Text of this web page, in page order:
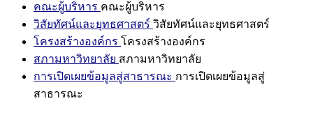
คณะผู้บริหาร คณะผู้บริหาร
วิสัยทัศน์และยุทธศาสตร์ วิสัยทัศน์และยุทธศาสตร์
โครงสร้างองค์กร โครงสร้างองค์กร
สภามหาวิทยาลัย สภามหาวิทยาลัย
การเปิดเผยข้อมูลสู่สาธารณะ การเปิดเผยข้อมูลสู่
สาธารณะ